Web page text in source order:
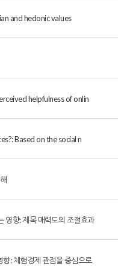
and hedonic values
helpfulness of onlin
Based on the social n
영향: 제목 매력도의 조절효과
: 체험경제 관점을 중심으로